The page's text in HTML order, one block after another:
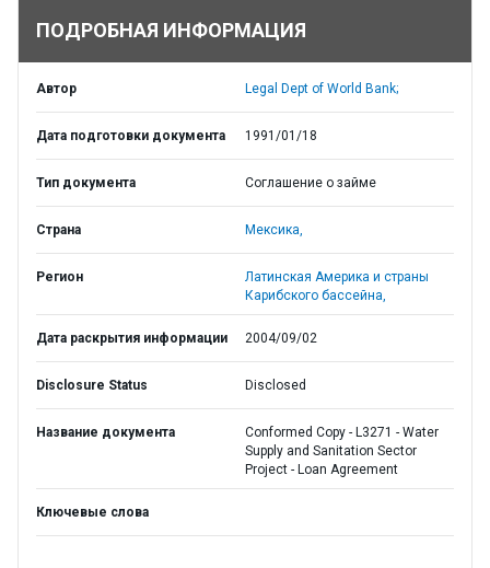
ПОДРОБНАЯ ИНФОРМАЦИЯ
Автор Legal Dept of World Bank;
Дата подготовки документа 1991/01/18
Тип документа Соглашение о займе
Страна Мексика,
Регион
Латинская Америка и страны
Карибского бассейна,
Дата раскрытия информации 2004/09/02
Disclosure Status Disclosed
Название документа
Conformed Copy - L3271 - Water
Supply and Sanitation Sector
Project - Loan Agreement
Ключевые слова